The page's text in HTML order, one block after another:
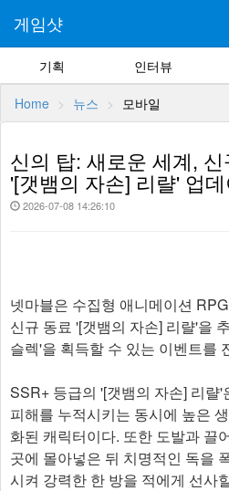
게임샷
기획 인터뷰
Home 뉴스 모바일
신의 탑: 새로운 세계,
'[갯뱀의 자손] 리랼' 업
2026-07-08 14:26:10
넷마블은 수집형 애니메이션
신규 동료 '[갯뱀의 자손] 리랼'을
슬렉'을 획득할 수 있는 이벤트를
SSR+ 등급의 '[갯뱀의 자손] 리랼
피해를 누적시키는 동시에 높은
화된 캐릭터이다. 또한 도발과 끌
곳에 몰아넣은 뒤 치명적인 독을
시켜 강력한 한 방을 적에게 선사